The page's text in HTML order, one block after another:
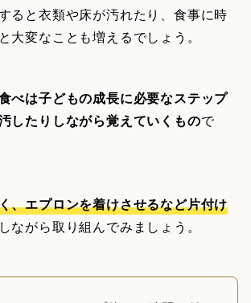
ると衣類や床が汚れたり、食事に時
大変なことも増えるでしょう。
べは子どもの成長に必要なステップ
したりしながら覚えていくもので
、エプロンを着けさせるなど片付け
ながら取り組んでみましょう。